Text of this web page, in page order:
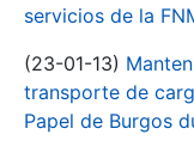
servicios de la
(23-01-13)
transporte de
Papel de Burgos